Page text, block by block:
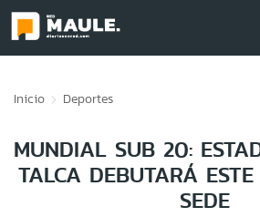
Inicio Deportes
MUNDIAL SUB 20:
TALCA DEBUTARÁ
SEDE